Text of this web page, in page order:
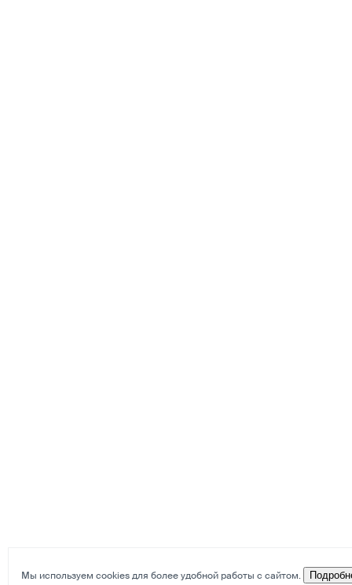
Мы используем cookies для более удобной работы с сайтом.